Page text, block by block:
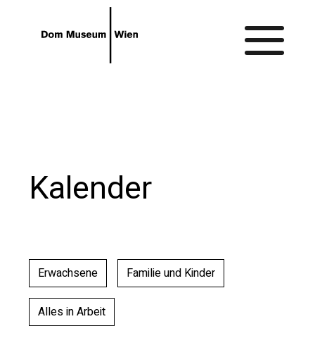
Kalender
Erwachsene Familie und Kinder
Alles in Arbeit